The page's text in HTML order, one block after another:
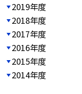
2019年度
2018年度
2017年度
2016年度
2015年度
2014年度